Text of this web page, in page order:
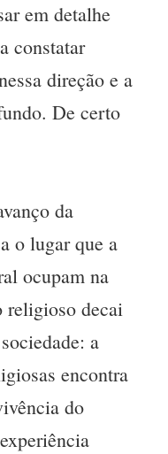
em detalhe
constatar
direção e a
De certo
da
o lugar que a
ocupam na
religioso decai
a
encontra
do